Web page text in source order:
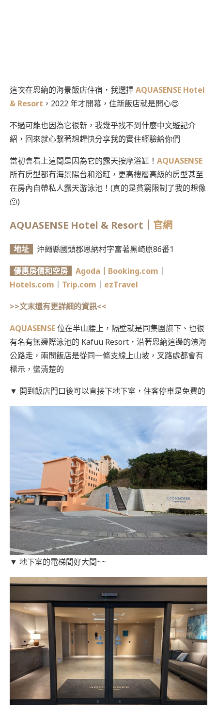
這次在恩納的海景飯店住宿，我選擇AQUASENSE Hotel
& Resort ，2022 年才開幕，住新飯店就是開心😍
不過可能也因為它很新，我幾乎找不到什麼中文遊記介
紹，回來就心繫著想趕快分享我的實住經驗給你們
當初會看上這間是因為它的露天按摩浴缸！ AQUASENSE
所有房型都有海景陽台和浴缸，更高樓層高級的房型甚至
在房內自帶私人露天游泳池！(真的是貧窮限制了我的想像
🫠)
AQUASENSE Hotel & Resort 官網
地址 沖繩縣國頭郡恩納村字富著黑崎原86番1
優惠房價和空房 Agoda Booking.com
Hotels.com
Trip.com ezTravel
>>文末還有更詳細的資訊<<
AQUASENSE位在半山腰上，隔壁就是同集團旗下、也很
有名有無邊際泳池的 Kafuu Resort，沿著恩納這邊的濱海
公路走，兩間飯店是從同一條支線上山坡，叉路處都會有
標示，蠻清楚的
▼ 開到飯店門口後可以直接下地下室，住客停車是免費的
▼ 地下室的電梯間好大間~~